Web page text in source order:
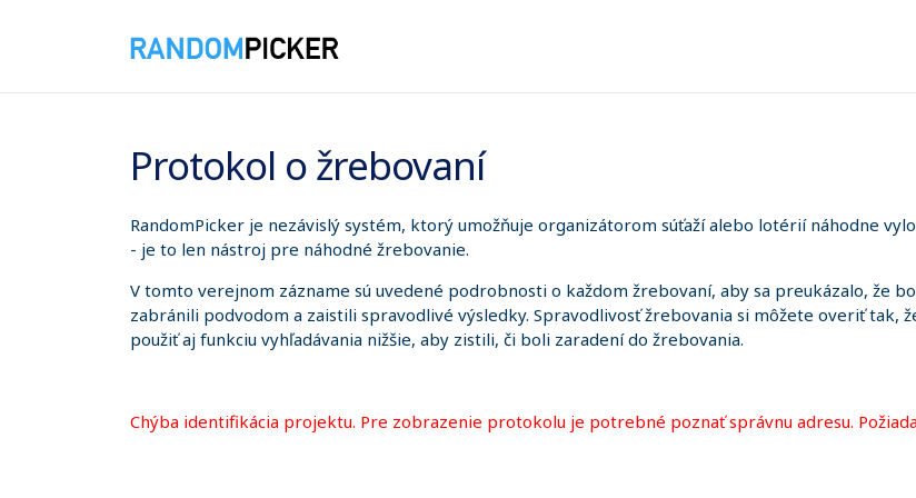
Protokol o žrebovaní
RandomPicker je nezávislý systém, ktorý umožňuje organizátorom súťaží alebo lotérií náhodne
- je to len nástroj pre náhodné žrebovanie.
V tomto verejnom zázname sú uvedené podrobnosti o každom žrebovaní, aby sa preukázalo, že
zabránili podvodom a zaistili spravodlivé výsledky. Spravodlivosť žrebovania si môžete overiť tak,
použiť aj funkciu vyhľadávania nižšie, aby zistili, či boli zaradení do žrebovania.
Chýba identifikácia projektu. Pre zobrazenie protokolu je potrebné poznať správnu adresu.